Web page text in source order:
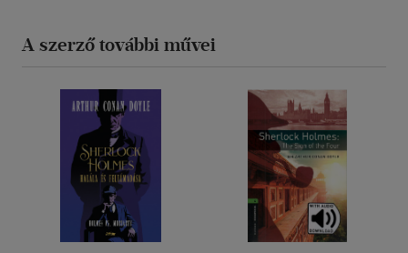
A szerző további művei